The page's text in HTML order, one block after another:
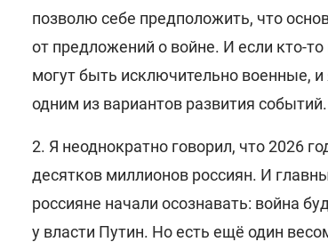
позволю себе предположить, что
от предложений о войне. И если кто-
могут быть исключительно военные,
одним из вариантов развития
2. Я неоднократно говорил, что 2026
десятков миллионов россиян. И
россияне начали осознавать: война
у власти Путин. Но есть ещё один